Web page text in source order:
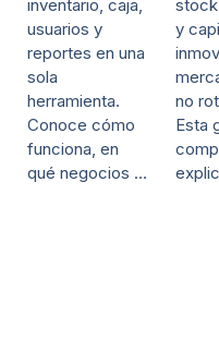
inventario, caja,
usuarios y
reportes en una
sola
herramienta.
Conoce cómo
funciona, en
qué negocios …
y
no
Esta